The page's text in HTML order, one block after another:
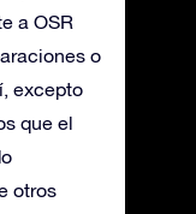
a OSR
o
excepto
que el
otros